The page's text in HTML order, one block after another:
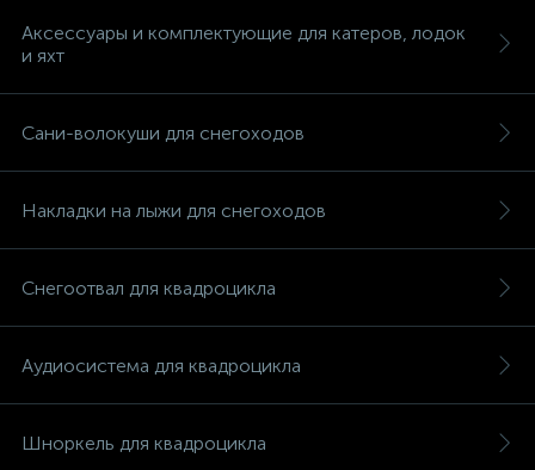
Аксессуары и комплектующие для катеров, лодок
и яхт
Сани-волокуши для снегоходов
Накладки на лыжи для снегоходов
Снегоотвал для квадроцикла
Аудиосистема для квадроцикла
Шноркель для квадроцикла